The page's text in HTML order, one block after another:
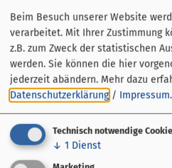
Beim Besuch unserer Website
verarbeitet. Mit Ihrer Zustimmung
z.B. zum Zweck der statistischen
werden. Sie können die hier
jederzeit abändern. Mehr dazu
Datenschutzerklärung / Impressum.
Technisch notwendige
↓ 1 Dienst